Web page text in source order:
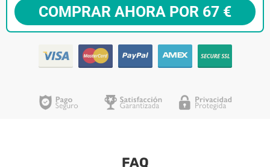
COMPRAR AHORA POR 67 €
FAQ